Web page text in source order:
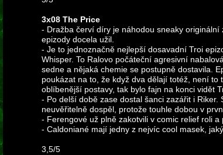
3x08 The Price
- Dražba červí díry je náhodou sneaky
epizody docela užil.
- Je to jednoznačně nejlepší dosavadní Troi
Whisper. To Ralovo počáteční agresivní
sedne a nějaká chemie se postupně dostavila.
poukázat na to, že když dva dělají totéž, není
oblíbenější postavy, tak bylo fajn na konci vidět
- Po delší době zase dostal šanci zazářit i
neuvěřitelně dospěl, protože touhle dobou v
- Ferengové už plně zakotvili v comic relief roli
- Caldoniané mají jedny z nejvíc cool masek,
3,5/5